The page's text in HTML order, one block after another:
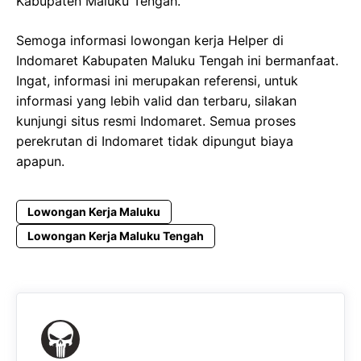
Semoga informasi lowongan kerja Helper di
Indomaret Kabupaten Maluku Tengah ini bermanfaat.
Ingat, informasi ini merupakan referensi, untuk
informasi yang lebih valid dan terbaru, silakan
kunjungi situs resmi Indomaret. Semua proses
perekrutan di Indomaret tidak dipungut biaya
apapun.
Lowongan Kerja Maluku
Lowongan Kerja Maluku Tengah